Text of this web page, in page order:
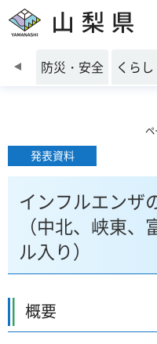
山梨県
前のスライドを表示
防災・安全 くらし
発表資料
インフルエンザ
（中北、峡東
ル入り）
概要